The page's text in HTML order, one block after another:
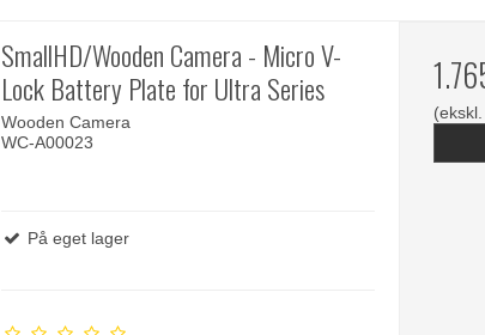
SmallHD/Wooden Camera - Micro V-
Lock Battery Plate for Ultra Series
Wooden Camera
WC-A00023
På eget lager